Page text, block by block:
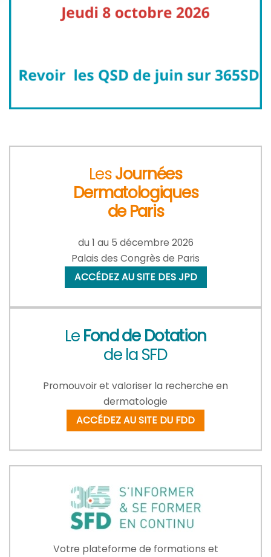
LesJournées
Dermatologiques
de Paris
du 1 au 5 décembre 2026
Palais des Congrès de Paris
ACCÉDEZ AU SITE DES JPD
LeFond de Dotation
de la SFD
Promouvoir et valoriser la recherche en
dermatologie
ACCÉDEZ AU SITE DU FDD
Votre plateforme de formations et